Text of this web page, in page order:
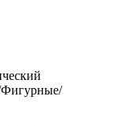
Фигурные/